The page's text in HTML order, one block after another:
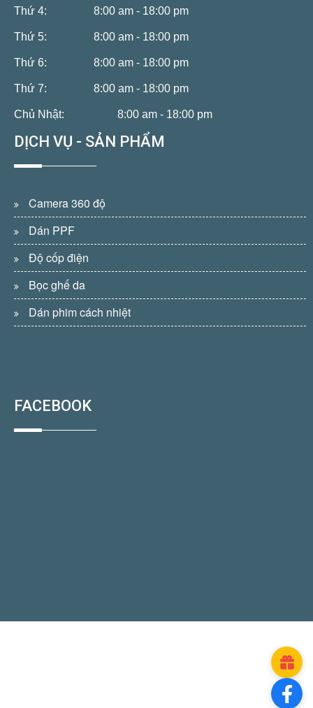
Thứ 4: 8:00 am - 18:00 pm
Thứ 5: 8:00 am - 18:00 pm
Thứ 6: 8:00 am - 18:00 pm
Thứ 7: 8:00 am - 18:00 pm
Chủ Nhật: 8:00 am - 18:00 pm
DỊCH VỤ - SẢN PHẨM
Camera 360 độ
Dán PPF
Độ cốp điện
Bọc ghế da
Dán phim cách nhiệt
FACEBOOK